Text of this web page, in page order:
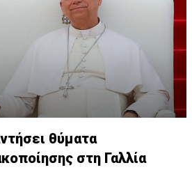
Πρόσφατα, άλλο δικαστήριο
παρανόμως πρόσθεσε το
Τεχνών Κένεντι και τον διέταξε
θύματα
στη Γαλλία